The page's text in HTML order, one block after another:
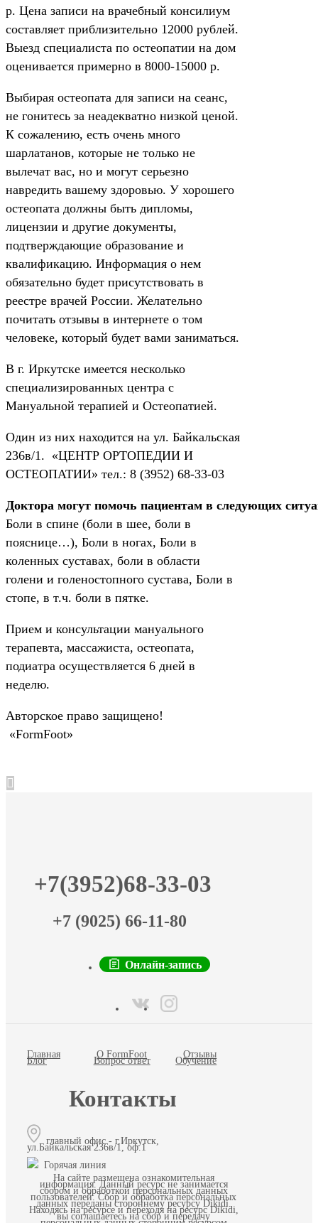
р. Цена записи на врачебный консилиум
составляет приблизительно 12000 рублей.
Выезд специалиста по остеопатии на дом
оценивается примерно в 8000-15000 р.
Выбирая остеопата для записи на сеанс,
не гонитесь за неадекватно низкой ценой.
К сожалению, есть очень много
шарлатанов, которые не только не
вылечат вас, но и могут серьезно
навредить вашему здоровью. У хорошего
остеопата должны быть дипломы,
лицензии и другие документы,
подтверждающие образование и
квалификацию. Информация о нем
обязательно будет присутствовать в
реестре врачей России. Желательно
почитать отзывы в интернете о том
человеке, который будет вами заниматься.
В г. Иркутске имеется несколько
специализированных центра с
Мануальной терапией и Остеопатией.
Один из них находится на ул. Байкальская
236в/1. «ЦЕНТР ОРТОПЕДИИ И
ОСТЕОПАТИИ» тел.: 8 (3952) 68-33-03
Доктора могут помочь пациентам в следующих
Боли в спине (боли в шее, боли в
пояснице…), Боли в ногах, Боли в
коленных суставах, боли в области
голени и голеностопного сустава, Боли в
стопе, в т.ч. боли в пятке.
Прием и консультации мануального
терапевта, массажиста, остеопата,
подиатра осуществляется 6 дней в
неделю.
Авторское право защищено!
«FormFoot»
+7(3952)68-33-03
+7 (9025) 66-11-80
Онлайн-запись
Главная О FormFoot Отзывы
Блог Вопрос ответ Обучение
Контакты
главный офис - г.Иркутск,
ул.Байкальская 236в/1, оф.1
Горячая линия
На сайте размещена ознакомительная
информация. Данный ресурс не занимается
сбором и обработкой персональных данных
пользователей. Сбор и обработка персональных
данных переданы стороннему ресурсу Dikidi.
Находясь на ресурсе и переходя на ресурс Dikidi,
вы соглашаетесь на сбор и передачу